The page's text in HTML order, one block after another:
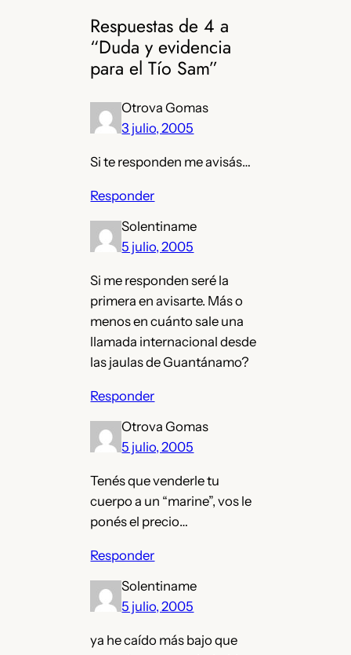
Respuestas de 4 a
“Duda y evidencia
para el Tío Sam”
Otrova Gomas
3 julio, 2005
Si te responden me avisás…
Responder
Solentiname
5 julio, 2005
Si me responden seré la
primera en avisarte. Más o
menos en cuánto sale una
llamada internacional desde
las jaulas de Guantánamo?
Responder
Otrova Gomas
5 julio, 2005
Tenés que venderle tu
cuerpo a un “marine”, vos le
ponés el precio…
Responder
Solentiname
5 julio, 2005
ya he caído más bajo que